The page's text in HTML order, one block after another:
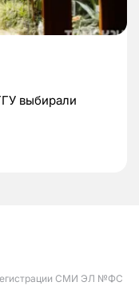
выбирали
СМИ ЭЛ №ФС